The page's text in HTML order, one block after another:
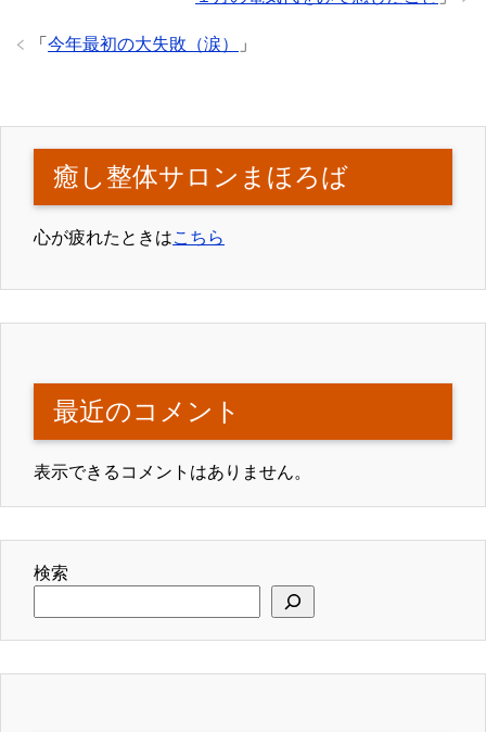
「 今年最初の大失敗（涙） 」
癒し整体サロンまほろば
心が疲れたときはこちら
最近のコメント
表示できるコメントはありません。
検索